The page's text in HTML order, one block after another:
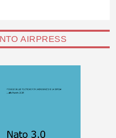
AIRPRESS